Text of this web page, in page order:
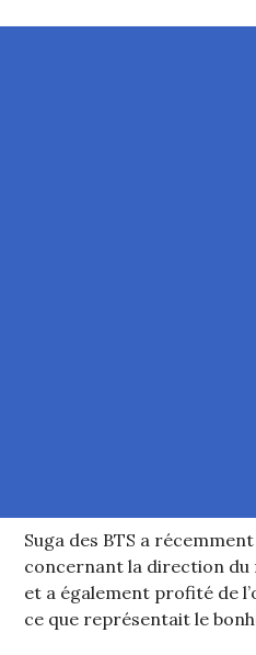
Suga des BTS a
concernant la direction du
et a également profité de
ce que représentait le